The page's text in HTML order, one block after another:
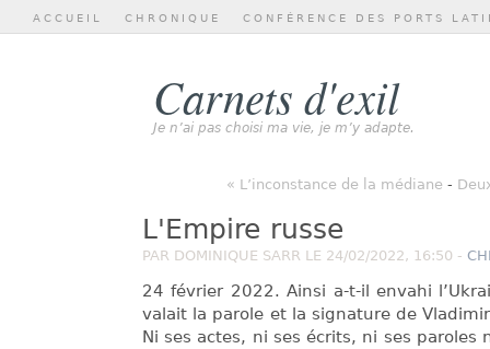
Carnets d'exil
Je n’ai pas choisi ma vie, je m’y adapte.
ACCUEIL CHRONIQUE CONFÉRENCE DES PORTS
« L’inconstance de la médiane -
L'Empire russe
PAR DOMINIQUE SARR LE 24/02/2022, 16:50 -
24 février 2022. Ainsi a-t-il envahi
valait la parole et la signature de
Ni ses actes, ni ses écrits, ni ses paroles